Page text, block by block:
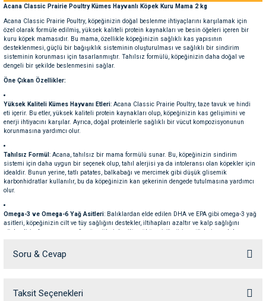
Temizlik
Ek Besinler
Kapları
Ek Besinleri
Acana Classic Prairie Poultry Kümes Hayvanlı Köpek Kuru Mama 2 kg
Acana Classic Prairie Poultry, köpeğinizin doğal beslenme ihtiyaçlarını karşılamak için
özel olarak formüle edilmiş, yüksek kaliteli protein kaynakları ve besin öğeleri içeren bir
kuru köpek mamasıdır. Bu mama, özellikle köpeğinizin sağlıklı kas yapısının
desteklenmesi, güçlü bir bağışıklık sisteminin oluşturulması ve sağlıklı bir sindirim
sisteminin korunması için tasarlanmıştır. Tahılsız formülü, köpeğinizin daha doğal ve
dengeli bir şekilde beslenmesini sağlar.
Öne Çıkan Özellikler:
Yüksek Kaliteli Kümes Hayvanı Etleri: Acana Classic Prairie Poultry, taze tavuk ve hindi
eti içerir. Bu etler, yüksek kaliteli protein kaynakları olup, köpeğinizin kas gelişimini ve
enerji ihtiyacını karşılar. Ayrıca, doğal proteinlerle sağlıklı bir vücut kompozisyonunun
korunmasına yardımcı olur.
Tahılsız Formül : Acana, tahılsız bir mama formülü sunar. Bu, köpeğinizin sindirim
sistemi için daha uygun bir seçenek olup, tahıl alerjisi ya da intoleransı olan köpekler için
idealdir. Bunun yerine, tatlı patates, balkabağı ve mercimek gibi düşük glisemik
karbonhidratlar kullanılır, bu da köpeğinizin kan şekerinin dengede tutulmasına yardımcı
olur.
Omega-3 ve Omega-6 Yağ Asitleri: Balıklardan elde edilen DHA ve EPA gibi omega-3 yağ
asitleri, köpeğinizin cilt ve tüy sağlığını destekler, iltihapları azaltır ve kalp sağlığını
güçlendirir. Ayrıca, omega-6 yağ asitleri de cilt sağlığını iyileştirir ve tüylerin parlak
yardımcı olur.
Soru & Cevap
Ürün hakkında henüz soru sorulmamış.
Taksit Seçenekleri